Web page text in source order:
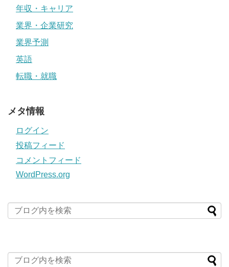
年収・キャリア
業界・企業研究
業界予測
英語
転職・就職
メタ情報
ログイン
投稿フィード
コメントフィード
WordPress.org